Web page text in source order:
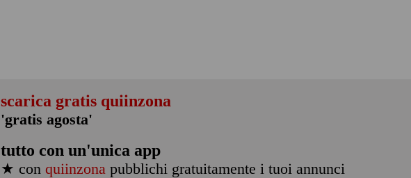
scarica gratis quiinzona
'gratis agosta'
tutto con un'unica app
★ con quiinzona pubblichi gratuitamente i tuoi annunci